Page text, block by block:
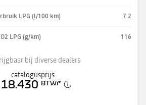
LPG (l/100 km) 7.2
LPG (g/km) 116
bij diverse dealers
catalogusprijs
BTWi*